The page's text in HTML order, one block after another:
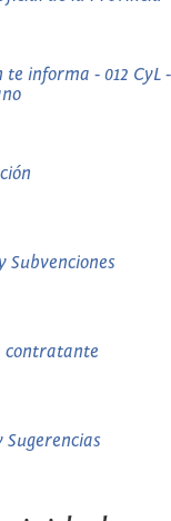
te informa - 012 CyL
Subvenciones
contratante
Sugerencias